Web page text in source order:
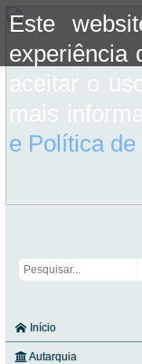
Este
experiência
aceitar o
mais
e Política de
Início
Autarquia